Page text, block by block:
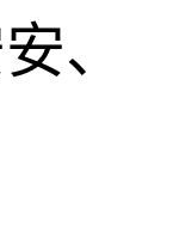
、